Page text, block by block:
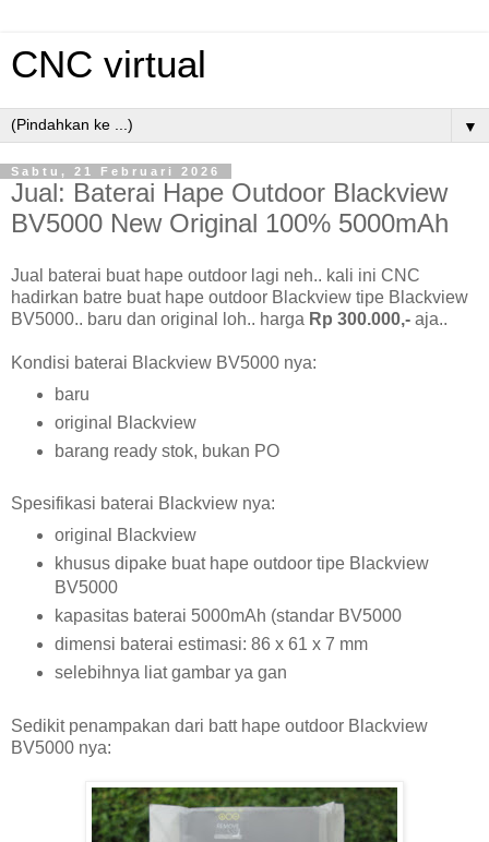
CNC virtual
▼
Sabtu, 21 Februari 2026
Jual: Baterai Hape Outdoor Blackview
BV5000 New Original 100% 5000mAh
Jual baterai buat hape outdoor lagi neh.. kali ini CNC
hadirkan batre buat hape outdoor Blackview tipe Blackview
BV5000.. baru dan original loh.. harga Rp 300.000,- aja..
Kondisi baterai Blackview BV5000 nya:
baru
original Blackview
barang ready stok, bukan PO
Spesifikasi baterai Blackview nya:
original Blackview
khusus dipake buat hape outdoor tipe Blackview
BV5000
kapasitas baterai 5000mAh (standar BV5000
dimensi baterai estimasi: 86 x 61 x 7 mm
selebihnya liat gambar ya gan
Sedikit penampakan dari batt hape outdoor Blackview
BV5000 nya: